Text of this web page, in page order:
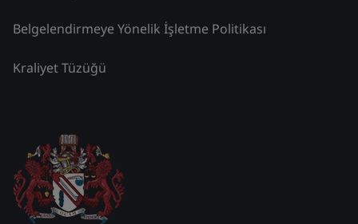
Belgelendirmeye Yönelik İşletme Politikası
Kraliyet Tüzüğü